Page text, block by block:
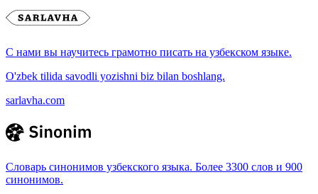
С нами вы научитесь грамотно писать на узбекском языке.
O'zbek tilida savodli yozishni biz bilan boshlang.
sarlavha.com
Словарь синонимов узбекского языка. Более 3300 слов и 900
синонимов.